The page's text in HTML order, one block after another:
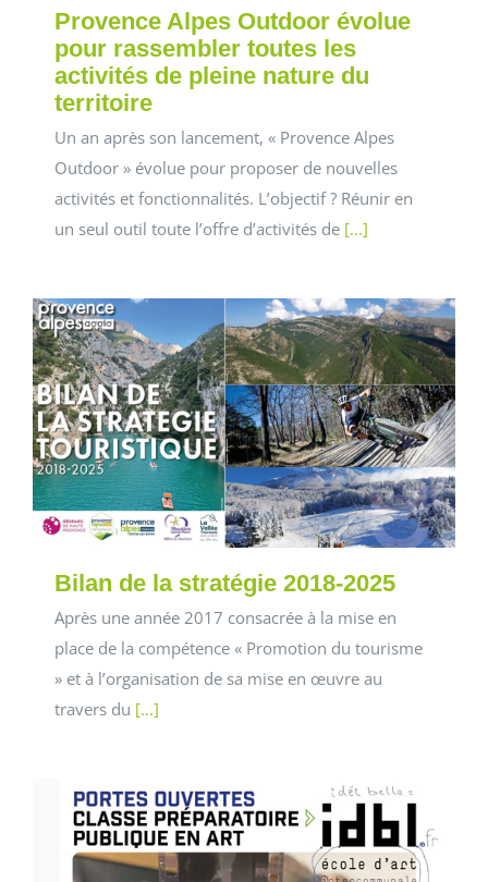
Provence Alpes Outdoor évolue
pour rassembler toutes les
activités de pleine nature du
territoire
Un an après son lancement, « Provence Alpes
Outdoor » évolue pour proposer de nouvelles
activités et fonctionnalités. L’objectif ? Réunir en
un seul outil toute l’offre d’activités de [...]
Bilan de la stratégie 2018-2025
Après une année 2017 consacrée à la mise en
place de la compétence « Promotion du tourisme
» et à l’organisation de sa mise en œuvre au
travers du [...]